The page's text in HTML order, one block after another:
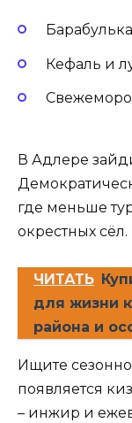
Кефаль и
В Адлере
где меньше
окрестных
ЧИТАТЬ
для жизни
района и
Ищите
появляется
– инжир и